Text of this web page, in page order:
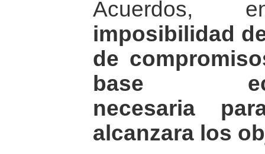
imposibilidad
de
base
necesaria
alcanzara los